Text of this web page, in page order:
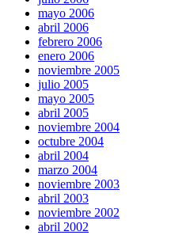
mayo 2006
abril 2006
febrero 2006
enero 2006
noviembre 2005
julio 2005
mayo 2005
abril 2005
noviembre 2004
octubre 2004
abril 2004
marzo 2004
noviembre 2003
abril 2003
noviembre 2002
abril 2002